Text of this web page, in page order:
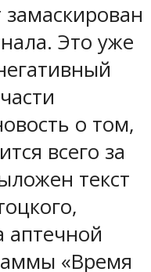
Это уже
о том,
всего за
текст
аптечной
«Время